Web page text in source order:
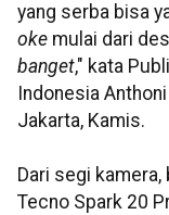
yang serba bisa
oke mulai dari
banget," kata
Indonesia
Jakarta, Kamis.
Dari segi
Tecno Spark 20